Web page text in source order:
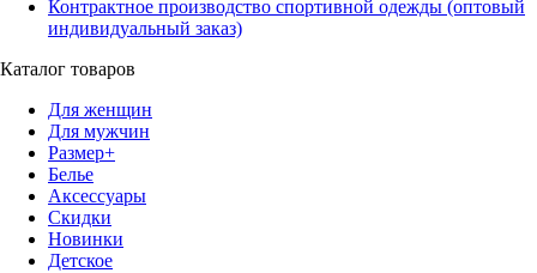
Контрактное производство спортивной одежды (оптовый
индивидуальный заказ)
Каталог товаров
Для женщин
Для мужчин
Размер+
Белье
Аксессуары
Скидки
Новинки
Детское